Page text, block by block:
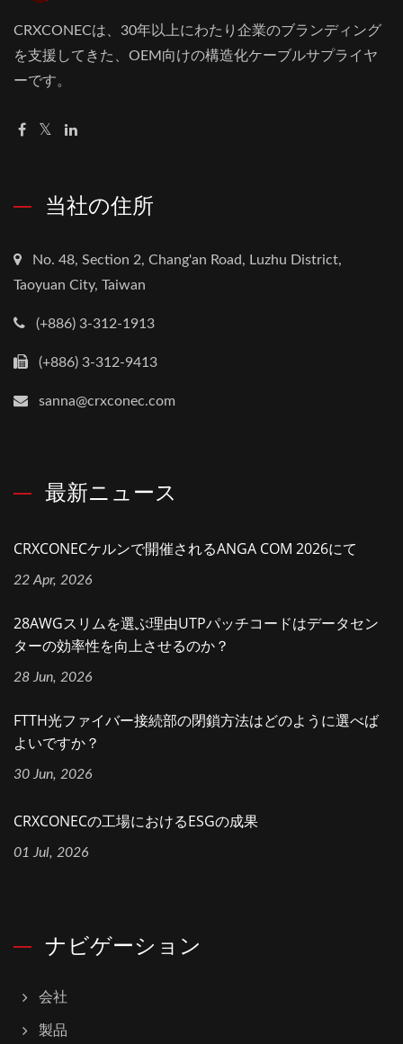
CRXCONECは、30年以上にわたり企業のブランディング
を支援してきた、OEM向けの構造化ケーブルサプライヤ
ーです。
当社の住所
No. 48, Section 2, Chang'an Road, Luzhu District,
Taoyuan City, Taiwan
(+886) 3-312-1913
(+886) 3-312-9413
sanna@crxconec.com
最新ニュース
CRXCONECケルンで開催されるANGA COM 2026にて
22 Apr, 2026
28AWGスリムを選ぶ理由UTPパッチコードはデータセン
ターの効率性を向上させるのか？
28 Jun, 2026
FTTH光ファイバー接続部の閉鎖方法はどのように選べば
よいですか？
30 Jun, 2026
CRXCONECの工場におけるESGの成果
01 Jul, 2026
ナビゲーション
会社
製品